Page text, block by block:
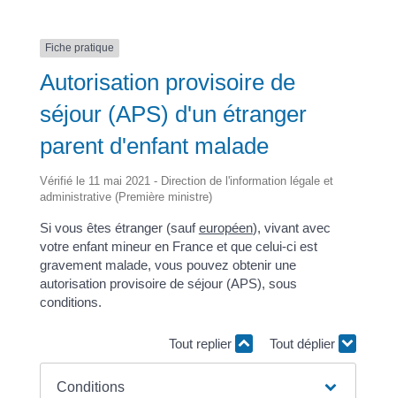
Fiche pratique
Autorisation provisoire de
séjour (APS) d'un étranger
parent d'enfant malade
Vérifié le 11 mai 2021 - Direction de l'information légale et
administrative (Première ministre)
Si vous êtes étranger (saufeuropéen), vivant avec
votre enfant mineur en France et que celui-ci est
gravement malade, vous pouvez obtenir une
autorisation provisoire de séjour (APS), sous
conditions.
Tout replier Tout déplier
Conditions